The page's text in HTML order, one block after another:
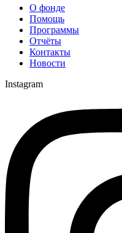
О фонде
Помощь
Программы
Отчёты
Контакты
Новости
Instagram